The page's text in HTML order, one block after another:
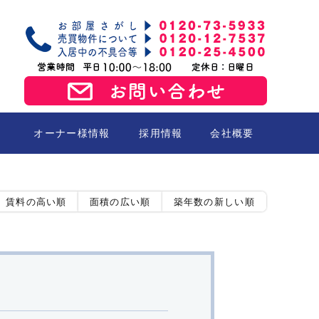
オーナー様情報 採用情報 会社概要
賃料の高い順 面積の広い順 築年数の新しい順